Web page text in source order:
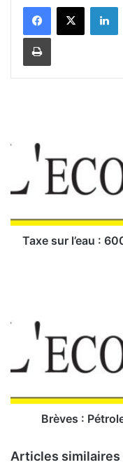
r
’
0
l
i
d
Taxe sur l’eau :
:
é
l
Brèves :
Articles similaires